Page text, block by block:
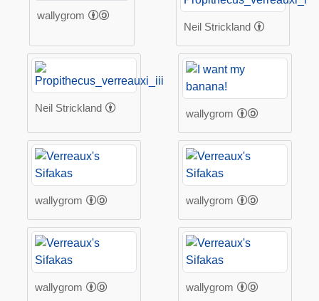
wallygrom
Neil Strickland
Neil Strickland wallygrom
wallygrom wallygrom
wallygrom wallygrom